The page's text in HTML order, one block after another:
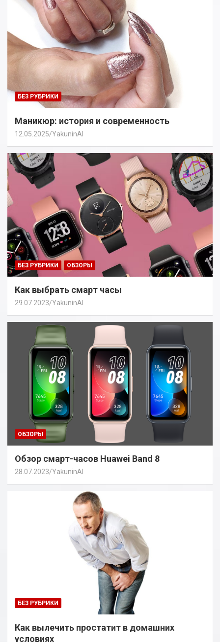
БЕЗ РУБРИКИ
Маникюр: история и современность
12.05.2025 YakuninAI
БЕЗ РУБРИКИ ОБЗОРЫ
Как выбрать смарт часы
29.07.2023 YakuninAI
ОБЗОРЫ
Обзор смарт-часов Huawei Band 8
28.07.2023 YakuninAI
БЕЗ РУБРИКИ
Как вылечить простатит в домашних
условиях